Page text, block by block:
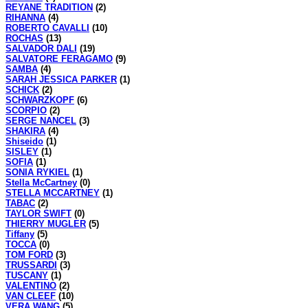
REYANE TRADITION (2)
RIHANNA (4)
ROBERTO CAVALLI (10)
ROCHAS (13)
SALVADOR DALI (19)
SALVATORE FERAGAMO (9)
SAMBA (4)
SARAH JESSICA PARKER (1)
SCHICK (2)
SCHWARZKOPF (6)
SCORPIO (2)
SERGE NANCEL (3)
SHAKIRA (4)
Shiseido (1)
SISLEY (1)
SOFIA (1)
SONIA RYKIEL (1)
Stella McCartney (0)
STELLA MCCARTNEY (1)
TABAC (2)
TAYLOR SWIFT (0)
THIERRY MUGLER (5)
Tiffany (5)
TOCCA (0)
TOM FORD (3)
TRUSSARDI (3)
TUSCANY (1)
VALENTINO (2)
VAN CLEEF (10)